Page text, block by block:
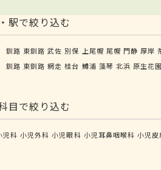
駅で絞り込む
釧路 東釧路 武佐 別保 上尾幌 尾幌 門静 厚岸
釧路 東釧路 網走 桂台 鱒浦 藻琴 北浜 原生花
目で絞り込む
児科 小児外科 小児眼科 小児耳鼻咽喉科 小児皮